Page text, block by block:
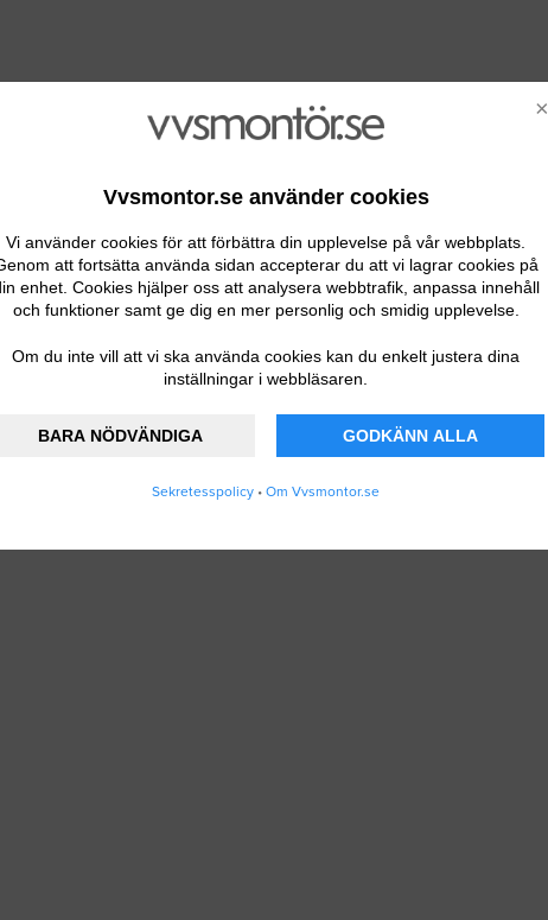
×
Vvsmontor.se använder cookies
Vi använder cookies för att förbättra din upplevelse på vår webbplats.
att fortsätta använda sidan accepterar du att vi lagrar cookies på
enhet. Cookies hjälper oss att analysera webbtrafik, anpassa innehåll
och funktioner samt ge dig en mer personlig och smidig upplevelse.
Om du inte vill att vi ska använda cookies kan du enkelt justera dina
inställningar i webbläsaren.
BARA NÖDVÄNDIGA GODKÄNN ALLA
Sekretesspolicy • Om Vvsmontor.se